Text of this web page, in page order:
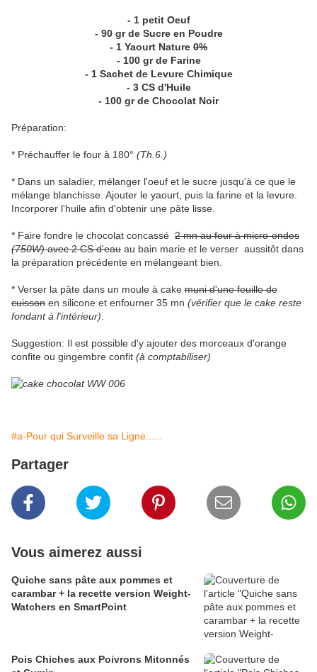
- 1 petit Oeuf
- 90 gr de Sucre en Poudre
- 1 Yaourt Nature 0%
- 100 gr de Farine
- 1 Sachet de Levure Chimique
- 3 CS d'Huile
- 100 gr de Chocolat Noir
Préparation:
* Préchauffer le four à 180° (Th.6.)
* Dans un saladier, mélanger l'oeuf et le sucre jusqu'à ce que le
mélange blanchisse. Ajouter le yaourt, puis la farine et la levure.
Incorporer l'huile afin d'obtenir une pâte lisse.
* Faire fondre le chocolat concassé 2 mn au four à micro-ondes
(750W)avec 2 CS d'eau au bain marie et le verser aussitôt dans
la préparation précédente en mélangeant bien.
* Verser la pâte dans un moule à cake muni d'une feuille de
cuisson en silicone et enfourner 35 mn (vérifier que le cake reste
fondant à l'intérieur)
Suggestion: Il est possible d'y ajouter des morceaux d'orange
confite ou gingembre confit (à comptabiliser)
#a-Pour qui Surveille sa Ligne......
Partager
Vous aimerez aussi
Quiche sans pâte aux pommes et
carambar + la recette version Weight-
Watchers en SmartPoint
Pois Chiches aux Poivrons Mitonnés